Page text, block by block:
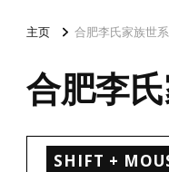
主页 合肥李氏家族世系
合肥李
SHIFT +